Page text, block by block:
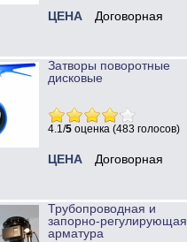
ЦЕНА Договорная
Затворы поворотные
дисковые
4.1/5 оценка (483 голосов)
ЦЕНА Договорная
Трубопроводная и
запорно-регулирующая
арматура